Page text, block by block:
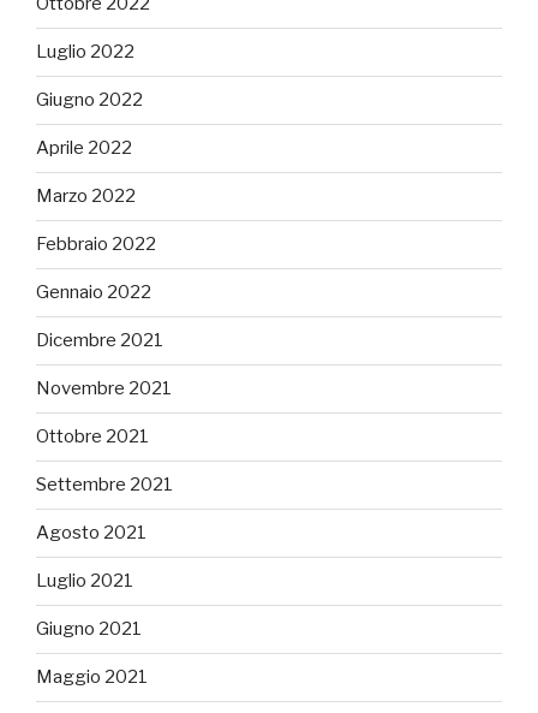
Luglio 2022
Giugno 2022
Aprile 2022
Marzo 2022
Febbraio 2022
Gennaio 2022
Dicembre 2021
Novembre 2021
Ottobre 2021
Settembre 2021
Agosto 2021
Luglio 2021
Giugno 2021
Maggio 2021